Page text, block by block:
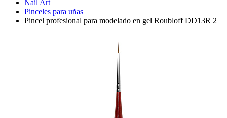
Nail Art
Pinceles para uñas
Pincel profesional para modelado en gel Roubloff DD13R 2